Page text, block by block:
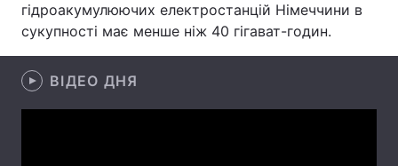
Архів Вакансії
Контакти
Послуги
гідроакумулюючих електростанцій Німеччини в
сукупності має менше ніж 40 гігават-годин.
ВІДЕО ДНЯ